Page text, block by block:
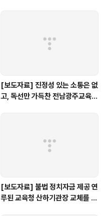
[보도자료] 진정성 있는 소통은 없
고, 독선만 가득찬 전남광주교육감
[보도자료] 불법 정치자금 제공 연
루된 교육청 산하기관장 교체를 촉